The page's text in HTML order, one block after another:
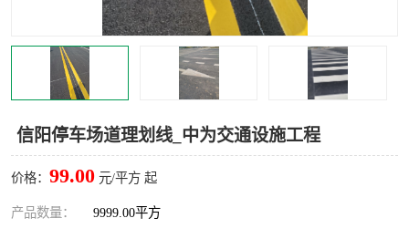
信阳停车场道理划线_中为交通设施工程
价格： 99.00 元/平方 起
产品数量： 9999.00平方